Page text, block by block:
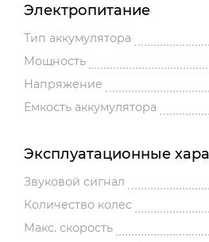
Электропитание
Тип аккумулятора
Мощность
Напряжение
Емкость аккумулятора
Эксплуатационные
Звуковой сигнал
Количество колес
Макс. скорость